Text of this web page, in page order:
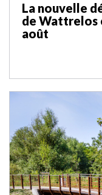
La nouvelle
de Wattrelos
août